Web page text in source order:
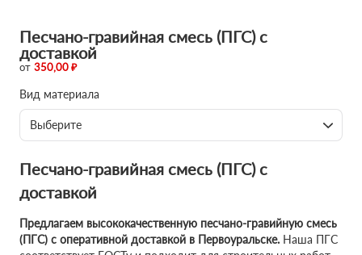
Песчано-гравийная смесь (ПГС) с
доставкой
от 350,00 ₽
Вид материала
Выберите
Песчано-гравийная смесь (ПГС) с
доставкой
Предлагаем высококачественную песчано-гравийную смесь
(ПГС) с оперативной доставкой в Первоуральске. Наша ПГС